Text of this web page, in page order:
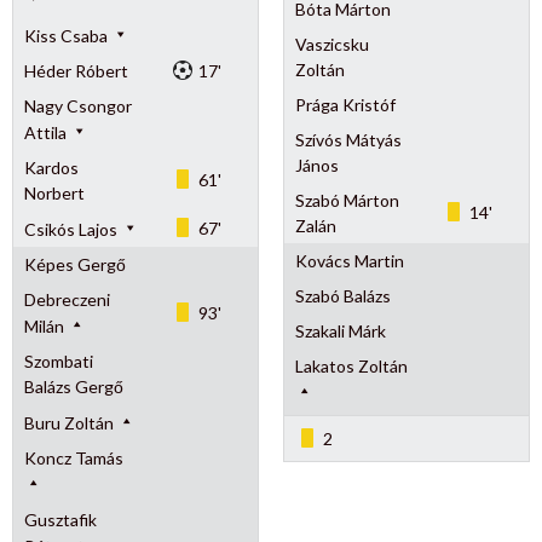
Kiss Csaba
Héder Róbert
17'
Nagy Csongor
Attila
Kardos
Norbert
61'
Csikós Lajos
67'
Képes Gergő
Debreczeni
Milán
93'
Szombati
Balázs Gergő
Buru Zoltán
Koncz Tamás
Gusztafik
Bóta Márton
Vaszicsku
Zoltán
Prága Kristóf
Szívós Mátyás
János
Szabó Márton
Zalán
14'
Kovács Martin
Szabó Balázs
Szakali Márk
Lakatos Zoltán
2